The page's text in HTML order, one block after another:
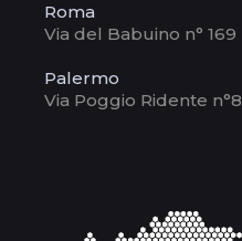
Roma
Via del Babuino n° 169
Palermo
Via Poggio Ridente n°8